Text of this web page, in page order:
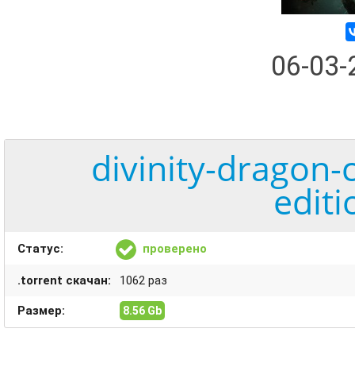
06-
divinity-
Статус: проверено
.torrent скачан: 1062 раз
Размер: 8.56 Gb